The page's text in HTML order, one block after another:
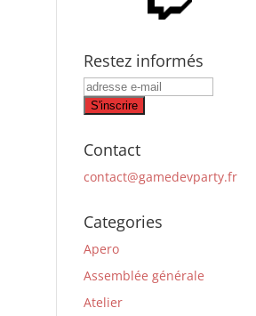
Restez informés
Contact
contact@gamedevparty.fr
Categories
Apero
Assemblée générale
Atelier